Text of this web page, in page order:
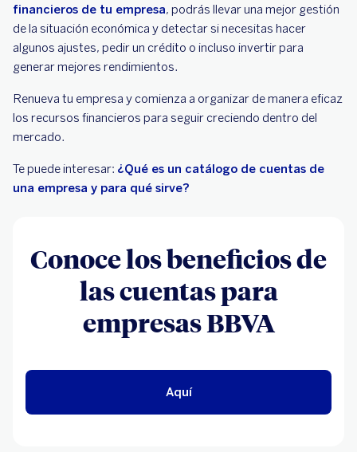
financieros de tu empresa, podrás llevar una mejor gestión
de la situación económica y detectar si necesitas hacer
algunos ajustes, pedir un crédito o incluso invertir para
generar mejores rendimientos.
Renueva tu empresa y comienza a organizar de manera eficaz
los recursos financieros para seguir creciendo dentro del
mercado.
Te puede interesar: ¿Qué es un catálogo de cuentas de
una empresa y para qué sirve?
Conoce los beneficios de
las cuentas para
empresas BBVA
Aquí